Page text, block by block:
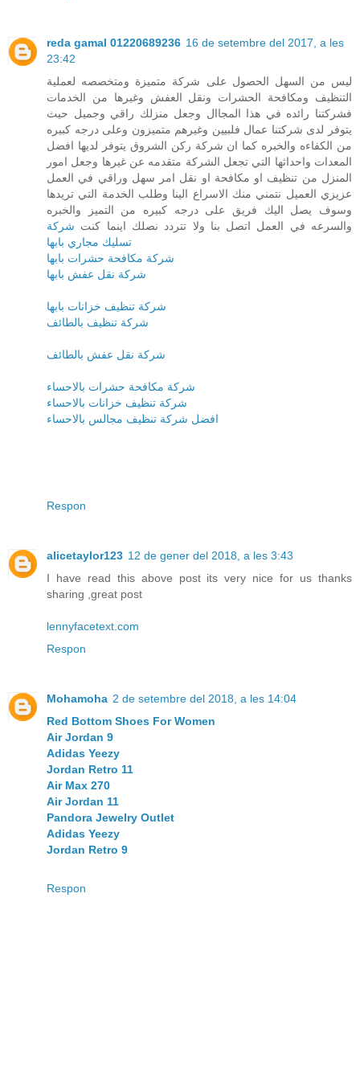
reda gamal 01220689236 16 de setembre del 2017, a les
23:42
ليس من السهل الحصول على شركة متميزة ومتخصصه لعملية
التنظيف ومكافحة الحشرات ونقل العفش وغيرها من الخدمات
فشركتنا رائده في هذا المجاال وجعل منزلك راقي وجميل حيث
يتوفر لدى شركتنا عمال فلبيين وغيرهم متميزون وعلى درجه كبيره
من الكفاءه والخبره كما ان شركة ركن الشروق يتوفر لديها افضل
المعدات واحداثها التي تجعل الشركة متقدمه عن غيرها وجعل امور
المنزل من تنظيف او مكافحة او نقل امر سهل وراقي في العمل
عزيزي العميل نتمني منك الاسراع الينا وطلب الخدمة التي تريدها
وسوف يصل اليك فريق على درجه كبيره من التميز والخبره
والسرعه في العمل اتصل بنا ولا تتردد نصلك اينما كنت شركة
تسليك مجاري بابها
شركة مكافحة حشرات بابها
شركة نقل عفش بابها
شركة تنظيف خزانات بابها
شركة تنظيف بالطائف
شركة نقل عفش بالطائف
شركة مكافحة حشرات بالاحساء
شركة تنظيف خزانات بالاحساء
افضل شركة تنظيف مجالس بالاحساء
Respon
alicetaylor123 12 de gener del 2018, a les 3:43
I have read this above post its very nice for us thanks
sharing ,great post
lennyfacetext.com
Respon
Mohamoha 2 de setembre del 2018, a les 14:04
Red Bottom Shoes For Women
Air Jordan 9
Adidas Yeezy
Jordan Retro 11
Air Max 270
Air Jordan 11
Pandora Jewelry Outlet
Adidas Yeezy
Jordan Retro 9
Respon